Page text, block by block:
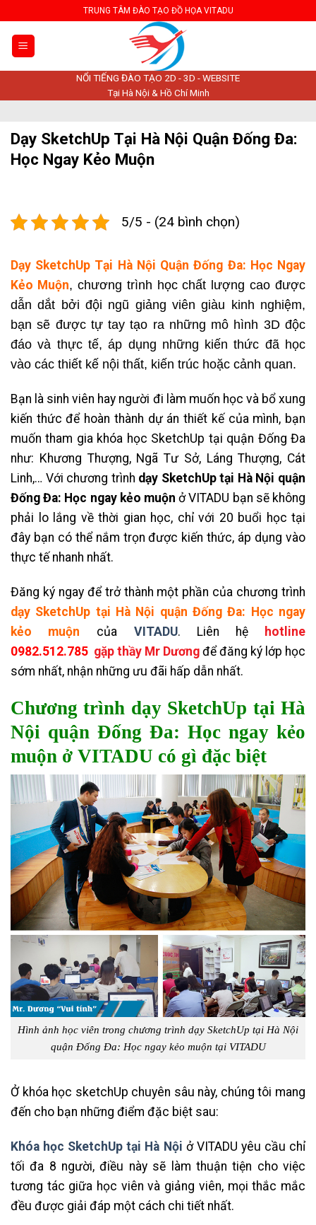
to
content
TRUNG TÂM ĐÀO TẠO ĐỒ HỌA VITADU
NỔI TIẾNG ĐÀO TẠO 2D - 3D - WEBSITE
Tại Hà Nội & Hồ Chí Minh
Dạy SketchUp Tại Hà Nội Quận Đống Đa:
Học Ngay Kẻo Muộn
5/5 - (24 bình chọn)
Dạy SketchUp Tại Hà Nội Quận Đống Đa: Học Ngay
Kẻo Muộn, chương trình học chất lượng cao được
dẫn dắt bởi đội ngũ giảng viên giàu kinh nghiệm,
bạn sẽ được tự tay tạo ra những mô hình 3D độc
đáo và thực tế, áp dụng những kiến thức đã học
vào các thiết kế nội thất, kiến trúc hoặc cảnh quan.
Bạn là sinh viên hay người đi làm muốn học và bổ xung
kiến thức để hoàn thành dự án thiết kế của mình, bạn
muốn tham gia khóa học SketchUp tại quận Đống Đa
như: Khương Thượng, Ngã Tư Sở, Láng Thượng, Cát
Linh,… Với chương trình dạy SketchUp tại Hà Nội quận
Đống Đa: Học ngay kẻo muộn ở VITADU bạn sẽ không
phải lo lắng về thời gian học, chỉ với 20 buổi học tại
đây bạn có thể nắm trọn được kiến thức, áp dụng vào
thực tế nhanh nhất.
Đăng ký ngay để trở thành một phần của chương trình
dạy SketchUp tại Hà Nội quận Đống Đa: Học ngay
kẻo muộn
của VITADU. Liên hệ
hotline
0982.512.785 gặp thầy Mr Dương để đăng ký lớp học
sớm nhất, nhận những ưu đãi hấp dẫn nhất.
Chương trình dạy SketchUp tại Hà
Nội quận Đống Đa: Học ngay kẻo
muộn ở VITADU có gì đặc biệt
Hình ảnh học viên trong chương trình dạy SketchUp tại Hà Nội
quận Đống Đa: Học ngay kẻo muộn tại VITADU
Ở khóa học sketchUp chuyên sâu này, chúng tôi mang
đến cho bạn những điểm đặc biệt sau:
Khóa học SketchUp tại Hà Nội ở VITADU yêu cầu chỉ
tối đa 8 người, điều này sẽ làm thuận tiện cho việc
tương tác giữa học viên và giảng viên, mọi thắc mắc
đều được giải đáp một cách chi tiết nhất.